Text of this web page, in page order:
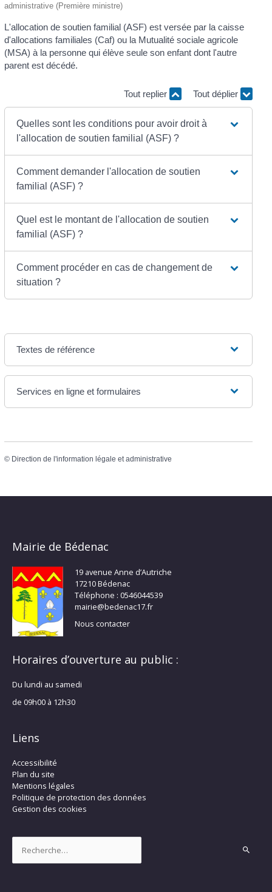
administrative (Première ministre)
L'allocation de soutien familial (ASF) est versée par la caisse
d'allocations familiales (Caf) ou la Mutualité sociale agricole
(MSA) à la personne qui élève seule son enfant dont l'autre
parent est décédé.
Tout replier Tout déplier
Quelles sont les conditions pour avoir droit à
l'allocation de soutien familial (ASF) ?
Comment demander l'allocation de soutien
familial (ASF) ?
Quel est le montant de l'allocation de soutien
familial (ASF) ?
Comment procéder en cas de changement de
situation ?
Textes de référence
Services en ligne et formulaires
© Direction de l'information légale et administrative
Mairie de Bédenac
19 avenue Anne d’Autriche
17210 Bédenac
Téléphone : 0546044539
mairie@bedenac17.fr
Nous contacter
Horaires d’ouverture au public :
Du lundi au samedi
de 09h00 à 12h30
Liens
Accessibilité
Plan du site
Mentions légales
Politique de protection des données
Gestion des cookies